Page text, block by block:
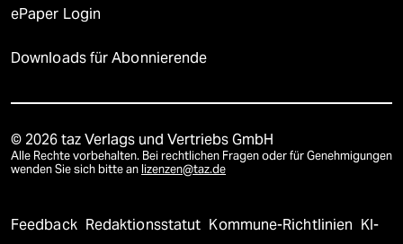
ePaper Login
Downloads für Abonnierende
© 2026 taz Verlags und Vertriebs GmbH
Alle Rechte vorbehalten. Bei rechtlichen Fragen oder für Genehmigungen
wenden Sie sich bitte an lizenzen@taz.de
Feedback Redaktionsstatut Kommune-Richtlinien KI-